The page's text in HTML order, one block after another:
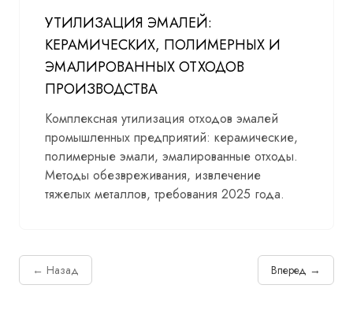
УТИЛИЗАЦИЯ ЭМАЛЕЙ:
КЕРАМИЧЕСКИХ, ПОЛИМЕРНЫХ И
ЭМАЛИРОВАННЫХ ОТХОДОВ
ПРОИЗВОДСТВА
Комплексная утилизация отходов эмалей
промышленных предприятий: керамические,
полимерные эмали, эмалированные отходы.
Методы обезвреживания, извлечение
тяжелых металлов, требования 2025 года.
← Назад Вперед →